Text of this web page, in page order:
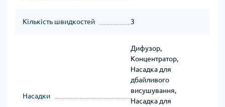
Кількість швидкостей 3
Насадки
Дифузор,
Концентратор,
Насадка для
дбайливого
висушування,
Насадка для